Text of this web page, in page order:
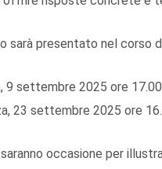
sarà presentato nel corso
9 settembre 2025 ore
23 settembre 2025 ore
occasione per